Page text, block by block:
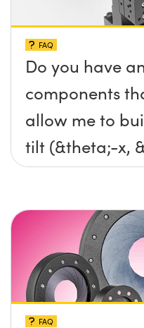
FAQ
Do you have
components
allow me to
tilt (&theta;-x,
platform
surface?
FAQ